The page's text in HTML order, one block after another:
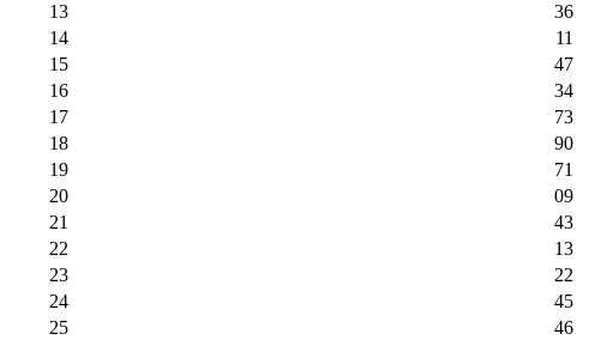
13
36
14
11
15
47
16
34
17
73
18
90
19
71
20
09
21
43
22
13
23
22
24
45
25
46